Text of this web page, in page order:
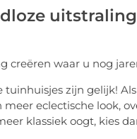
creëren waar u nog
zijn gelijk!
meer eclectische look,
klassiek oogt, kies